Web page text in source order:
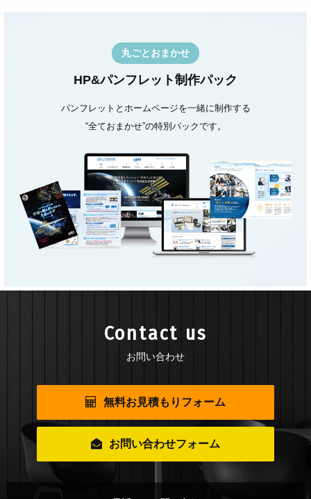
丸ごとおまかせ
HP&パンフレット制作パック
パンフレットとホームページを一緒に制作する
“全ておまかせ”の特別パックです。
Contact us
お問い合わせ
無料お見積もりフォーム
お問い合わせフォーム